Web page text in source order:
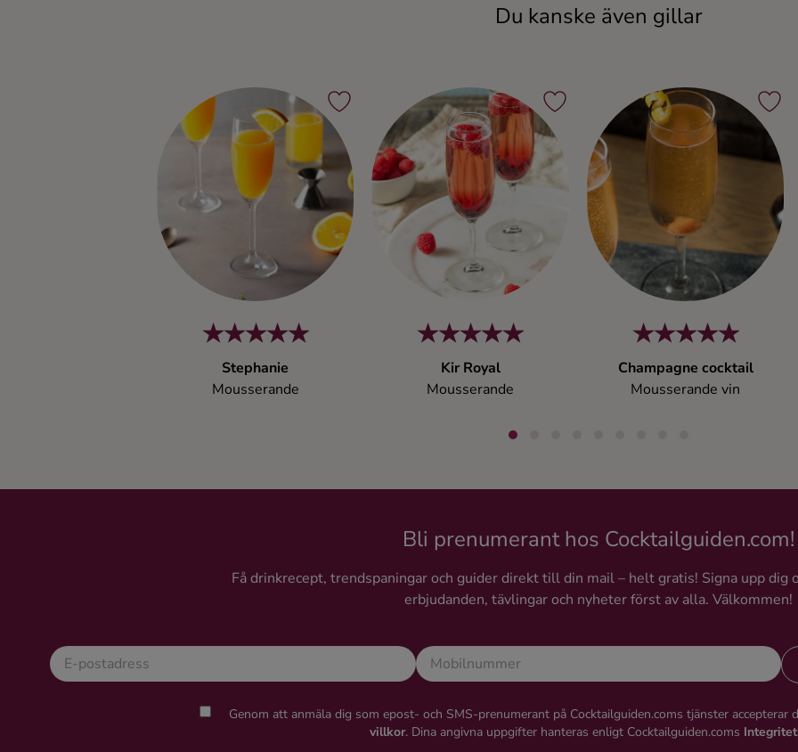
Du kanske även gillar
Stephanie
Mousserande
Kir Royal
Mousserande
Champagne cocktail
Mousserande vin
Bli prenumerant hos Cocktailguiden.com!
Få drinkrecept, trendspaningar och guider direkt till din mail – helt gratis! Signa upp dig
erbjudanden, tävlingar och nyheter först av alla. Välkommen!
Genom att anmäla dig som epost- och SMS-prenumerant på Cocktailguiden.coms tjänster accepterar
villkor. Dina angivna uppgifter hanteras enligt Cocktailguiden.coms